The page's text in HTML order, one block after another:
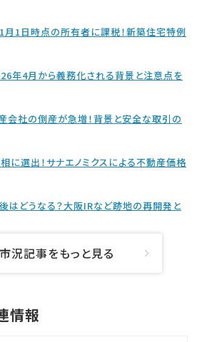
1日時点の所有者に課税！新築住宅特例
年4月から義務化される背景と注意点を
会社の倒産が急増！背景と安全な取引の
に選出！サナエノミクスによる不動産価格
はどうなる？大阪IRなど跡地の再開発と
況記事をもっと見る
情報